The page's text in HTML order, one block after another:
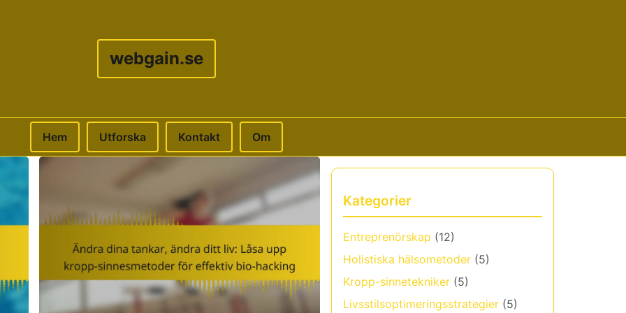
webgain.se
Hem Utforska Kontakt
Om
Kategorier
Entreprenörskap (12)
Holistiska hälsometoder (5)
Kropp-sinnetekniker (5)
Livsstilsoptimeringsstrategier (5)